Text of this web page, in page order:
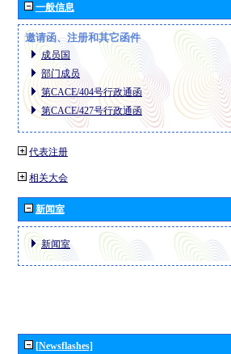
一般信息
邀请函、注册和其它函件
成员国
部门成员
第CACE/404号行政通函
第CACE/427号行政通函
代表注册
相关大会
新闻室
新闻室
[Newsflashes]